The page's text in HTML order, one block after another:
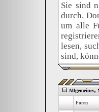
Sie sind
durch.
um alle
lesen,
sind,
Allgemeines,
Foren